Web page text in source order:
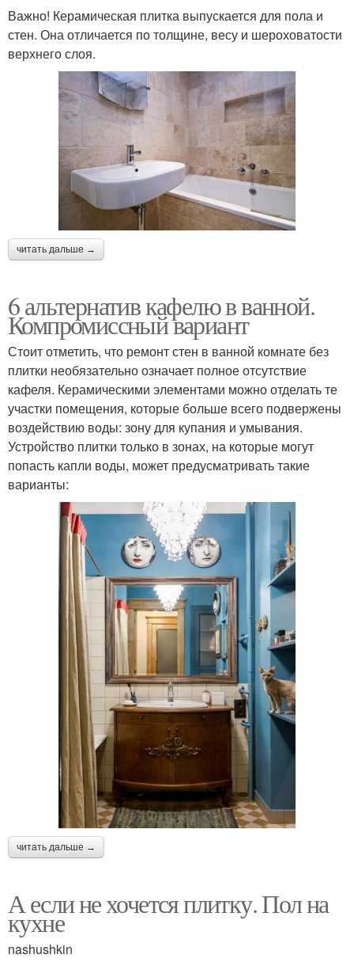
Важно! Керамическая плитка выпускается для пола и
стен. Она отличается по толщине, весу и шероховатости
верхнего слоя.
читать дальше →
6 альтернатив кафелю в ванной.
Компромиссный вариант
Стоит отметить, что ремонт стен в ванной комнате без
плитки необязательно означает полное отсутствие
кафеля. Керамическими элементами можно отделать те
участки помещения, которые больше всего подвержены
воздействию воды: зону для купания и умывания.
Устройство плитки только в зонах, на которые могут
попасть капли воды, может предусматривать такие
варианты:
читать дальше →
А если не хочется плитку. Пол на
кухне
nashushkin